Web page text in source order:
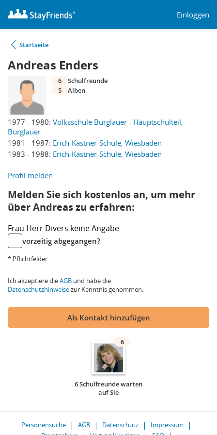
Einloggen
Startseite
Andreas Enders
1977 - 1980: Volksschule Burglauer - Hauptschulteil,
Burglauer
1981 - 1987: Erich-Kästner-Schule, Wiesbaden
1983 - 1988: Erich-Kästner-Schule, Wiesbaden
6
Schulfreunde
5
Alben
Profil melden
Melden Sie sich kostenlos an, um mehr
über Andreas zu erfahren:
Frau Herr Divers keine Angabe
vorzeitig abgegangen?
* Pflichtfelder
Ich akzeptiere dieAGB und habe die
Datenschutzhinweisezur Kenntnis genommen.
Als Kontakt hinzufügen
6
6 Schulfreunde warten
auf Sie
Personensuche AGB Datenschutz
Impressum